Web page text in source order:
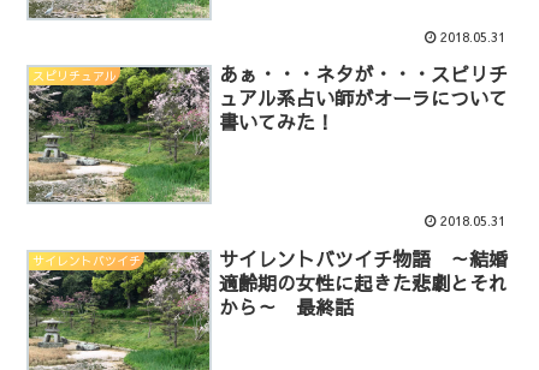
2018.05.31
スピリチュアル
あぁ・・・ネタが・・・スピリチ
ュアル系占い師がオーラについて
書いてみた！
2018.05.31
サイレントバツイチ
サイレントバツイチ物語 ～結婚
適齢期の女性に起きた悲劇とそれ
から～ 最終話